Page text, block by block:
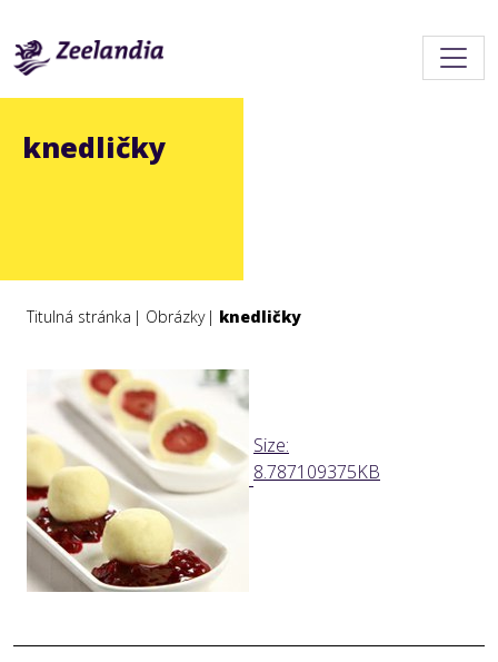
knedličky
Titulná stránka Obrázky knedličky
Click
to
Size:
8.787109375KB